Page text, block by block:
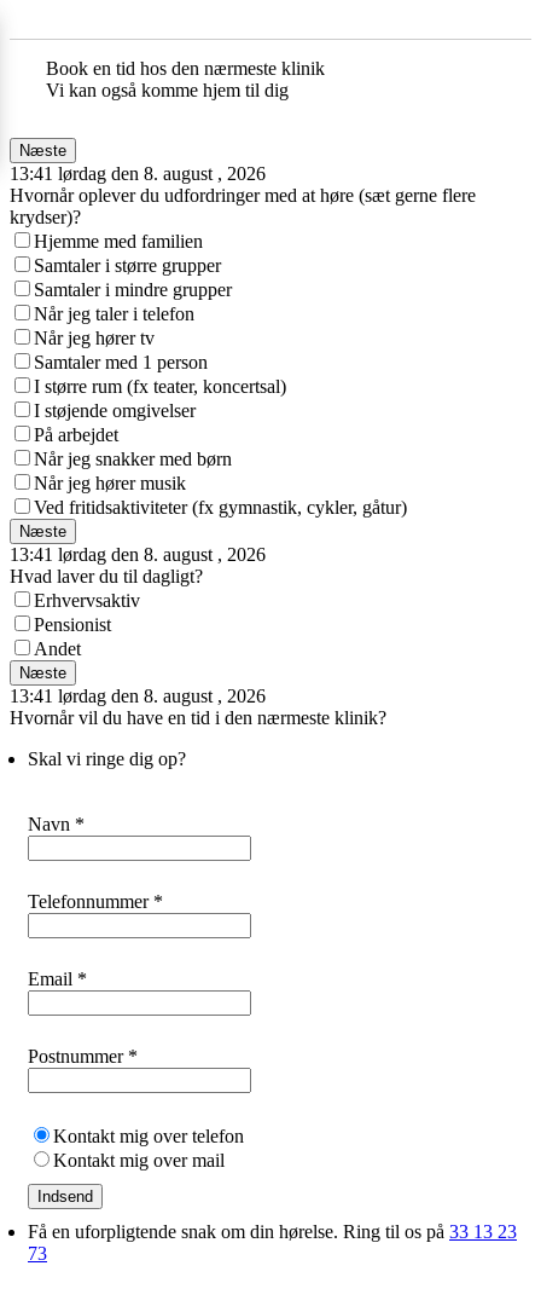
Book en tid hos den nærmeste klinik
Vi kan også komme hjem til dig
Næste
13:41 lørdag den 8. august , 2026
Hvornår oplever du udfordringer med at høre (sæt gerne flere
krydser)?
Hjemme med familien
Samtaler i større grupper
Samtaler i mindre grupper
Når jeg taler i telefon
Når jeg hører tv
Samtaler med 1 person
I større rum (fx teater, koncertsal)
I støjende omgivelser
På arbejdet
Når jeg snakker med børn
Når jeg hører musik
Ved fritidsaktiviteter (fx gymnastik, cykler, gåtur)
Næste
13:41 lørdag den 8. august , 2026
Hvad laver du til dagligt?
Erhvervsaktiv
Pensionist
Andet
Næste
13:41 lørdag den 8. august , 2026
Hvornår vil du have en tid i den nærmeste klinik?
Skal vi ringe dig op?
Navn *
Telefonnummer *
Email *
Postnummer *
Kontakt mig over telefon
Kontakt mig over mail
Indsend
Få en uforpligtende snak om din hørelse. Ring til os på 33 13 23
73